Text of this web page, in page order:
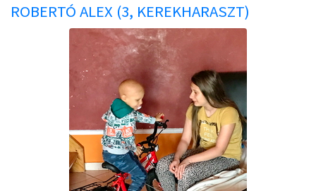
ROBERTÓ ALEX (3, KEREKHARASZT)